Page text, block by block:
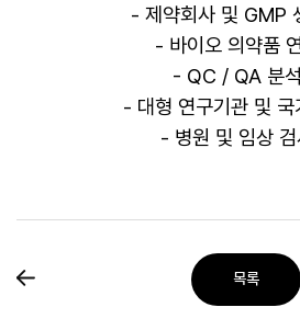
- 제약회사 및 GMP
- 바이오 의약품
- QC / QA 분
- 대형 연구기관 및 국
- 병원 및 임상 검
목록